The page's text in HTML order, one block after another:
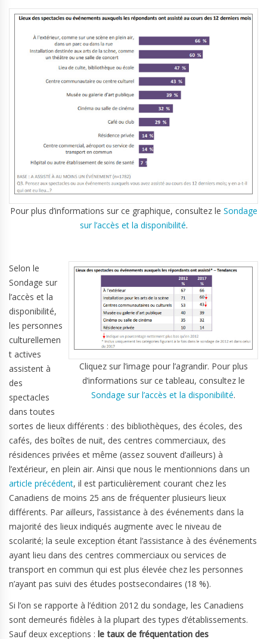
Pour plus d’informations sur ce graphique, consultez le Sondage
sur l’accès et la disponibilité.
Cliquez sur l’image pour l’agrandir. Pour plus
d’informations sur ce tableau, consultez le
Sondage sur l’accès et la disponibilité.
Selon le
Sondage sur
l’accès et la
disponibilité,
les personnes
culturellemen
t actives
assistent à
des
spectacles
dans toutes
sortes de lieux différents : des bibliothèques, des écoles, des
cafés, des boîtes de nuit, des centres commerciaux, des
résidences privées et même (assez souvent d’ailleurs) à
l’extérieur, en plein air. Ainsi que nous le mentionnions dans un
article précédent, il est particulièrement courant chez les
Canadiens de moins 25 ans de fréquenter plusieurs lieux
différents. Par ailleurs, l’assistance à des événements dans la
majorité des lieux indiqués augmente avec le niveau de
scolarité; la seule exception étant l’assistance à des événements
ayant lieu dans des centres commerciaux ou services de
transport en commun qui est plus élevée chez les personnes
n’ayant pas suivi des études postsecondaires (18 %).
Si l’on se rapporte à l’édition 2012 du sondage, les Canadiens
sont demeurés fidèles à la plupart des types d’établissements.
Sauf deux exceptions : le taux de fréquentation des